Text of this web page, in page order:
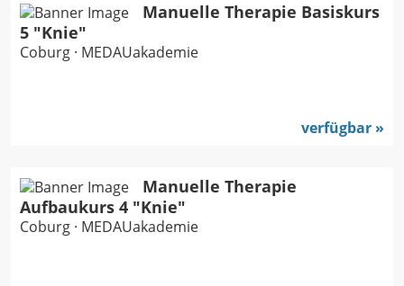
Manuelle Therapie Basiskurs
5 "Knie"
Coburg · MEDAUakademie
verfügbar
Manuelle Therapie
Aufbaukurs 4 "Knie"
Coburg · MEDAUakademie